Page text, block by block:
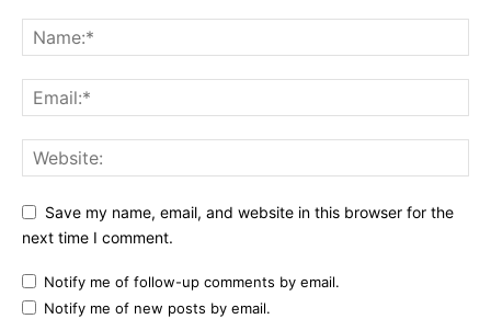
Save my name, email, and website in this browser for the
next time I comment.
Notify me of follow-up comments by email.
Notify me of new posts by email.